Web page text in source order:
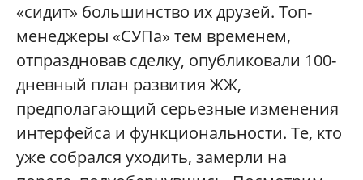
«сидит» большинство их друзей. Топ-
менеджеры «СУПа» тем временем,
отпраздновав сделку, опубликовали 100-
дневный план развития ЖЖ,
предполагающий серьезные изменения
интерфейса и функциональности. Те, кто
уже собрался уходить, замерли на